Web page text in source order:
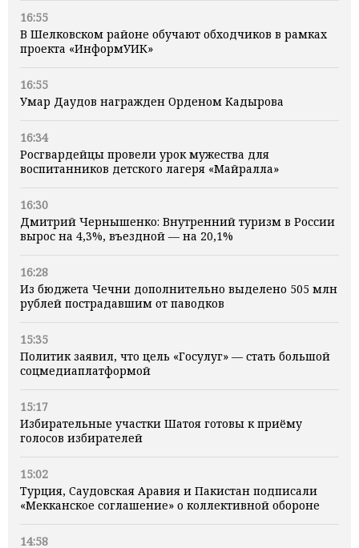
16:55
В Шелковском районе обучают обходчиков в рамках
проекта «ИнформУИК»
16:55
Умар Даудов награжден Орденом Кадырова
16:34
Росгвардейцы провели урок мужества для
воспитанников детского лагеря «Майралла»
16:30
Дмитрий Чернышенко: Внутренний туризм в России
вырос на 4,3%, въездной — на 20,1%
16:28
Из бюджета Чечни дополнительно выделено 505 млн
рублей пострадавшим от паводков
15:35
Политик заявил, что цель «Госулуг» — стать большой
соцмедиаплатформой
15:17
Избирательные участки Шатоя готовы к приёму
голосов избирателей
15:02
Турция, Саудовская Аравия и Пакистан подписали
«Мекканское соглашение» о коллективной обороне
14:58